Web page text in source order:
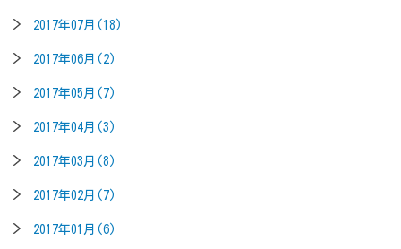
2017年07月(18)
2017年06月(2)
2017年05月(7)
2017年04月(3)
2017年03月(8)
2017年02月(7)
2017年01月(6)